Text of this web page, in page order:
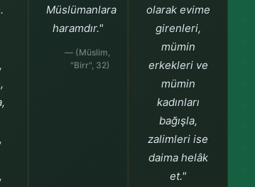
Müslümanlara
haramdır."
— (Müslim,
"Birr", 32)
olarak evime
girenleri,
mümin
erkekleri ve
mümin
kadınları
bağışla,
zalimleri ise
daima helâk
et."